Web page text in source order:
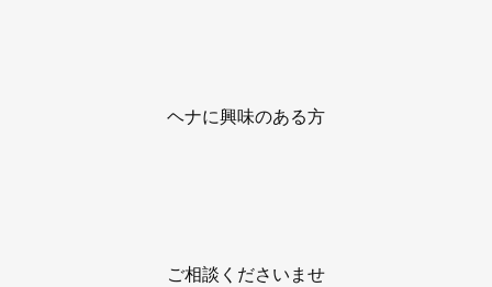
ヘナに興味のある方
ご相談くださいませ